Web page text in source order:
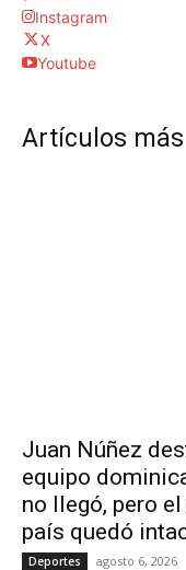
Instagram
X
Youtube
Artículos
Juan Núñez
equipo
no llegó, pero
país quedó
Deportes agosto 6, 2026